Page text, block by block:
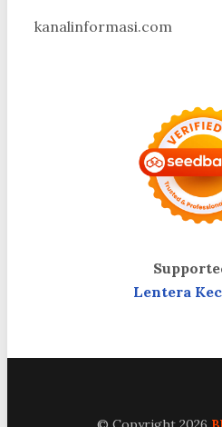
kanalinformasi.com
Lentera